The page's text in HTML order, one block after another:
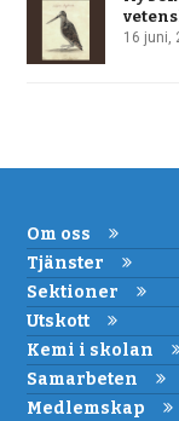
16 juni,
Om oss
Tjänster
Sektioner
Utskott
Kemi i skolan
Samarbeten
Medlemskap